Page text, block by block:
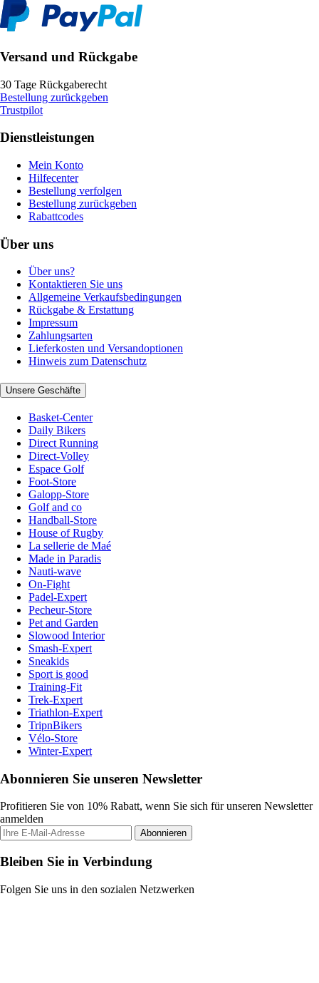
Versand und Rückgabe
30 Tage Rückgaberecht
Bestellung zurückgeben
Trustpilot
Dienstleistungen
Mein Konto
Hilfecenter
Bestellung verfolgen
Bestellung zurückgeben
Rabattcodes
Über uns
Über uns?
Kontaktieren Sie uns
Allgemeine Verkaufsbedingungen
Rückgabe & Erstattung
Impressum
Zahlungsarten
Lieferkosten und Versandoptionen
Hinweis zum Datenschutz
Unsere Geschäfte
Basket-Center
Daily Bikers
Direct Running
Direct-Volley
Espace Golf
Foot-Store
Galopp-Store
Golf and co
Handball-Store
House of Rugby
La sellerie de Maé
Made in Paradis
Nauti-wave
On-Fight
Padel-Expert
Pecheur-Store
Pet and Garden
Slowood Interior
Smash-Expert
Sneakids
Sport is good
Training-Fit
Trek-Expert
Triathlon-Expert
TripnBikers
Vélo-Store
Winter-Expert
Abonnieren Sie unseren Newsletter
Profitieren Sie von 10% Rabatt, wenn Sie sich für unseren Newsletter
anmelden
Abonnieren
Bleiben Sie in Verbindung
Folgen Sie uns in den sozialen Netzwerken